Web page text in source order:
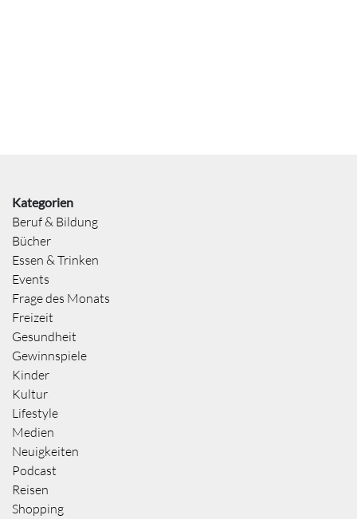
Kategorien
Beruf & Bildung
Bücher
Essen & Trinken
Events
Frage des Monats
Freizeit
Gesundheit
Gewinnspiele
Kinder
Kultur
Lifestyle
Medien
Neuigkeiten
Podcast
Reisen
Shopping